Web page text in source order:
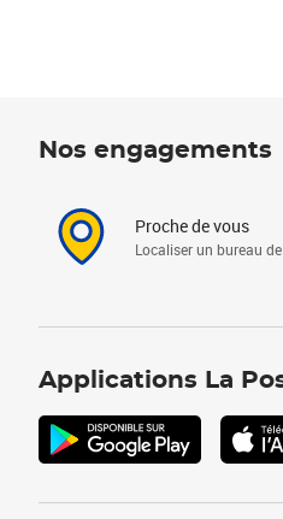
Nos engagements
Proche de vous
Localiser un bureau
Applications La